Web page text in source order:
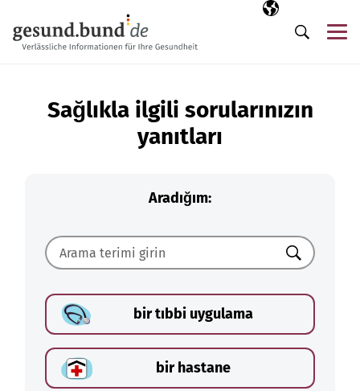
Seçili dil
TR
Arama
Sağlıkla ilgili sorularınızın
yanıtları
Aradığım:
Ara
bir tıbbi uygulama
bir hastane